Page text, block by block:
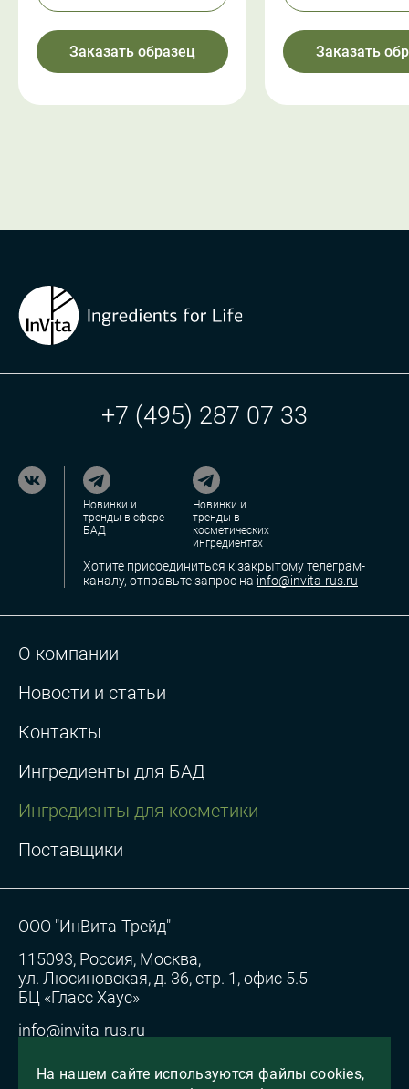
Заказать образец Заказать
+7 (495) 287 07 33
Новинки и
тренды в сфере
БАД
Новинки и
тренды в
косметических
ингредиентах
Хотите присоединиться к закрытому телеграм-
каналу, отправьте запрос на info@invita-rus.ru
О компании
Новости и статьи
Контакты
Ингредиенты для БАД
Ингредиенты для косметики
Поставщики
ООО "ИнВита-Трейд"
115093, Россия, Москва,
ул. Люсиновская, д. 36, стр. 1, офис 5.5
БЦ «Гласс Хаус»
info@invita-rus.ru
Согласие на обработку персональных данных
На нашем сайте используются файлы cookies,